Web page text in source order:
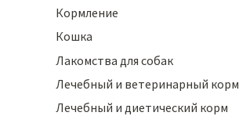
Кормление
Кошка
Лакомства для собак
Лечебный и ветеринарный корм
Лечебный и диетический корм